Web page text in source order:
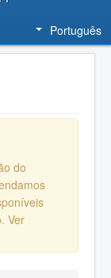
Português
do
Ver